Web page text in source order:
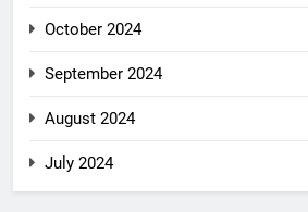
October 2024
September 2024
August 2024
July 2024